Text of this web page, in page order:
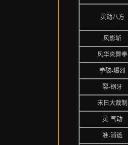
灵动八方
风影斩
风华炎舞拳
拳破-爆烈
裂-钢牙
末日大裁制
灵-气动
准-消逝